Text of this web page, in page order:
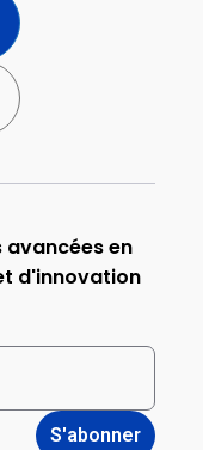
avancées en
d'innovation